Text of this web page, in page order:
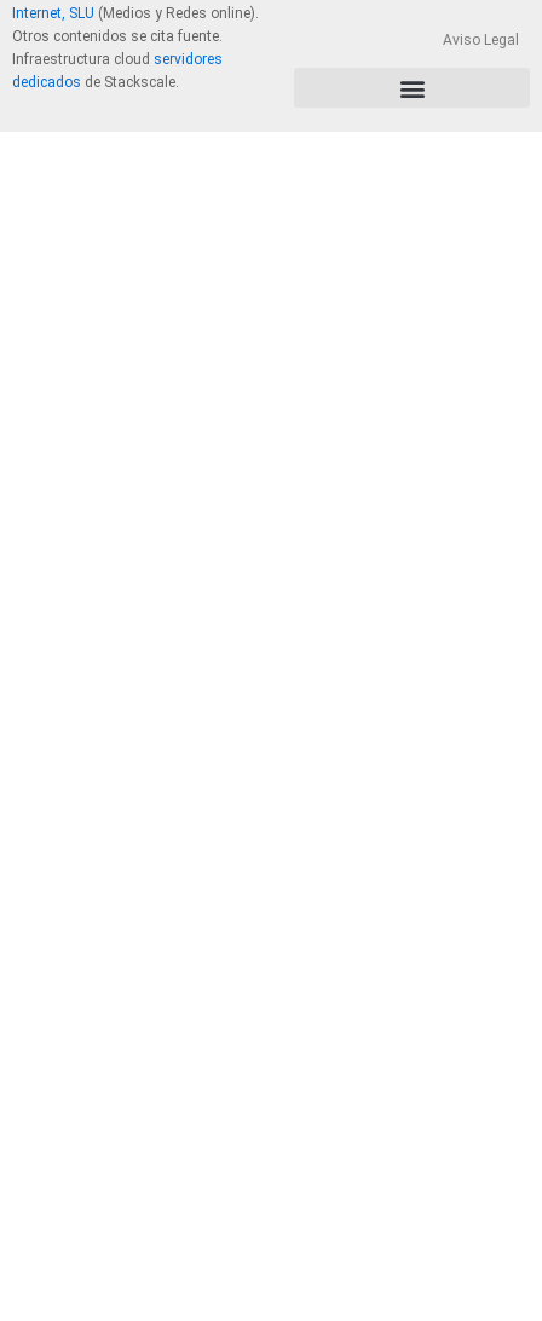
Internet, SLU (Medios y Redes online).
Otros contenidos se cita fuente.
Infraestructura cloud servidores
dedicados de Stackscale.
Aviso Legal